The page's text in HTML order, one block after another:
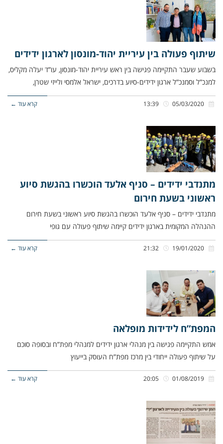
שיתוף פעולה בין עיריית יהוד-מונסון לארגון ידידים
בשבוע שעבר התקיימה פגישה בין ראש עיריית יהוד-מונסון, עו”ד יעלה מקליס,
למנכ”ל וסמנכ”ל ארגון ידידים-סיוע בדרכים, ישראל אלמסי ולייזי שטרן,
קרא עוד ←
מתנדבי ידידים – סניף אלעד הוכשרו בהגשת סיוע
ראשוני בשעת חירום
מתנדבי ידידים – סניף אלעד הוכשרו בהגשת סיוע ראשוני בשעת חירום
ההנהלה המקומית בארגון ידידים קיימה שיתוף פעולה עם גופי
קרא עוד ←
המפת”ח לידידות מופלאה
אמש התקיימה פגישה בין מנהלי ארגון ידידים למנהלי מפת”ח ובסופה סוכם
על שיתוף פעולה ייחודי בין מרכז מפת”ח העוסק בייעוץ
קרא עוד ←